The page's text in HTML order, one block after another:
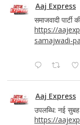
Aaj Express
समाजवादी
https://
samajwadi-
Aaj Express
उपलब्धि: नई सुबह
https://